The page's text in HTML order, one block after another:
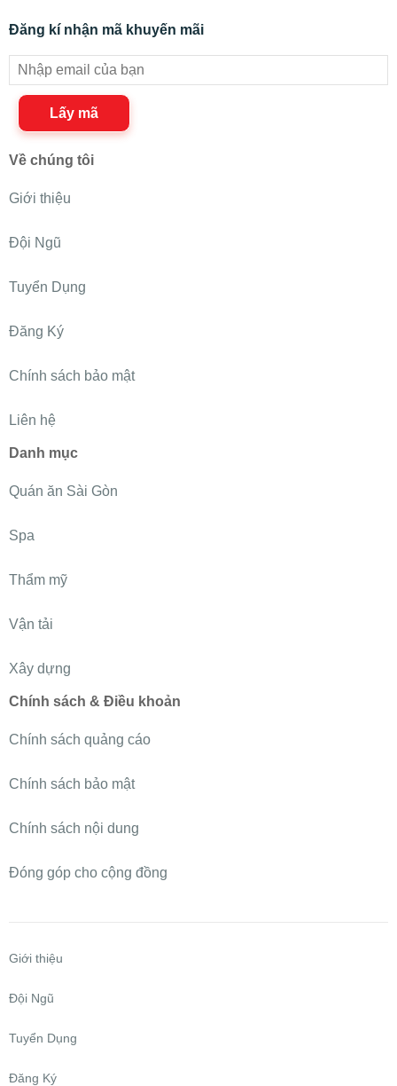
Đăng kí nhận mã khuyến mãi
Lấy mã
Về chúng tôi
Giới thiệu
Đội Ngũ
Tuyển Dụng
Đăng Ký
Chính sách bảo mật
Liên hệ
Danh mục
Quán ăn Sài Gòn
Spa
Thẩm mỹ
Vận tải
Xây dựng
Chính sách & Điều khoản
Chính sách quảng cáo
Chính sách bảo mật
Chính sách nội dung
Đóng góp cho cộng đồng
Giới thiệu
Đội Ngũ
Tuyển Dụng
Đăng Ký